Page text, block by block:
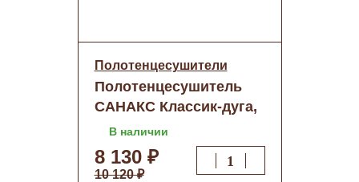
Полотенцесушители
Полотенцесушитель
САНАКС Классик-дуга,
500х800 труба 32х2мм
нерж,Черная(к5080ч) о/
н
В наличии
8 130 ₽
10 120 ₽